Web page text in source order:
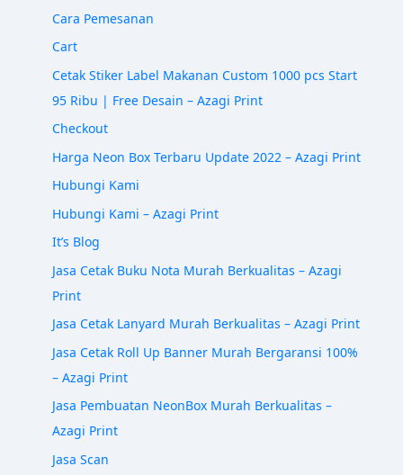
Cara Pemesanan
Cart
Cetak Stiker Label Makanan Custom 1000 pcs Start
95 Ribu | Free Desain – Azagi Print
Checkout
Harga Neon Box Terbaru Update 2022 – Azagi Print
Hubungi Kami
Hubungi Kami – Azagi Print
It’s Blog
Jasa Cetak Buku Nota Murah Berkualitas – Azagi
Print
Jasa Cetak Lanyard Murah Berkualitas – Azagi Print
Jasa Cetak Roll Up Banner Murah Bergaransi 100%
– Azagi Print
Jasa Pembuatan NeonBox Murah Berkualitas –
Azagi Print
Jasa Scan